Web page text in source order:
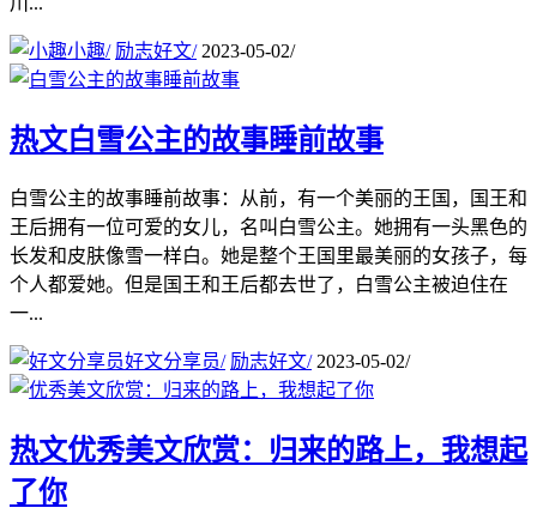
小趣/ 励志好文/ 2023-05-02/
热文白雪公主的故事睡前故事
白雪公主的故事睡前故事：从前，有一个美丽的王国，国王和
王后拥有一位可爱的女儿，名叫白雪公主。她拥有一头黑色的
长发和皮肤像雪一样白。她是整个王国里最美丽的女孩子，每
个人都爱她。但是国王和王后都去世了，白雪公主被迫住在
一...
好文分享员/ 励志好文/ 2023-05-02/
热文优秀美文欣赏：归来的路上，我想起
了你